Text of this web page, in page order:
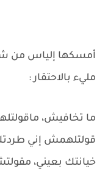
أمسكها إلياس من
مليء بالاحتقار :
ما تخافيش،
قولتلهمش إني
خيانتك بعيني،